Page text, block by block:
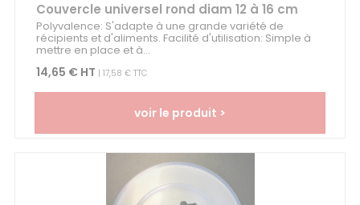
Couvercle universel rond diam 12 à 16 cm
Polyvalence: S'adapte à une grande variété de
récipients et d'aliments. Facilité d'utilisation: Simple à
mettre en place et à...
14,65 € HT | 17,58 € TTC
voir le produit >